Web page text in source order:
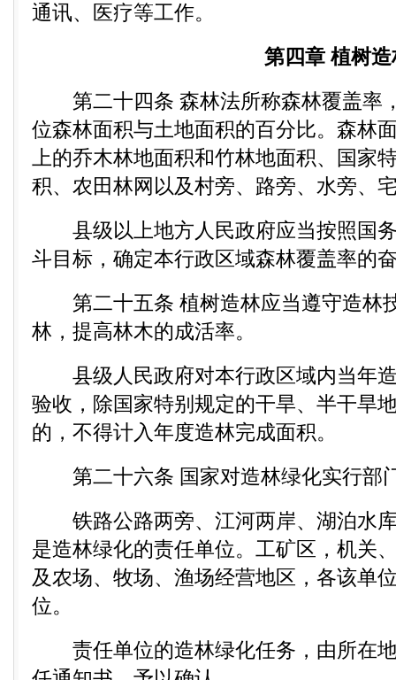
通讯、医疗等工作。
第四章 植树造
第二十四条 森林法所称森林覆盖率
位森林面积与土地面积的百分比。森林
上的乔木林地面积和竹林地面积、国家
积、农田林网以及村旁、路旁、水旁、
县级以上地方人民政府应当按照国务
斗目标，确定本行政区域森林覆盖率的
第二十五条 植树造林应当遵守造林
林，提高林木的成活率。
县级人民政府对本行政区域内当年造
验收，除国家特别规定的干旱、半干旱
的，不得计入年度造林完成面积。
第二十六条 国家对造林绿化实行部
铁路公路两旁、江河两岸、湖泊水库
是造林绿化的责任单位。工矿区，机关
及农场、牧场、渔场经营地区，各该单
位。
责任单位的造林绿化任务，由所在地